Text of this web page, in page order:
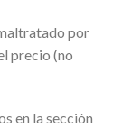
por
precio (no
en la sección